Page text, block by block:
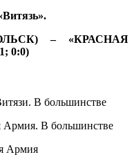
– «КРАСНАЯ
0:0)
В большинстве
В большинстве
Армия